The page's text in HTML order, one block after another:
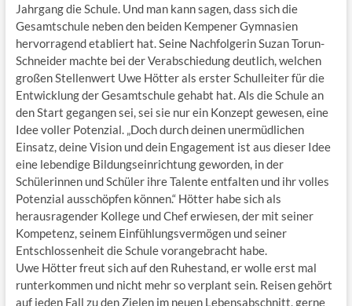
Jahrgang die Schule. Und man kann sagen, dass sich die
Gesamtschule neben den beiden Kempener Gymnasien
hervorragend etabliert hat. Seine Nachfolgerin Suzan Torun-
Schneider machte bei der Verabschiedung deutlich, welchen
großen Stellenwert Uwe Hötter als erster Schulleiter für die
Entwicklung der Gesamtschule gehabt hat. Als die Schule an
den Start gegangen sei, sei sie nur ein Konzept gewesen, eine
Idee voller Potenzial. „Doch durch deinen unermüdlichen
Einsatz, deine Vision und dein Engagement ist aus dieser Idee
eine lebendige Bildungseinrichtung geworden, in der
Schülerinnen und Schüler ihre Talente entfalten und ihr volles
Potenzial ausschöpfen können.“ Hötter habe sich als
herausragender Kollege und Chef erwiesen, der mit seiner
Kompetenz, seinem Einfühlungsvermögen und seiner
Entschlossenheit die Schule vorangebracht habe.
Uwe Hötter freut sich auf den Ruhestand, er wolle erst mal
runterkommen und nicht mehr so verplant sein. Reisen gehört
auf jeden Fall zu den Zielen im neuen Lebensabschnitt, gerne